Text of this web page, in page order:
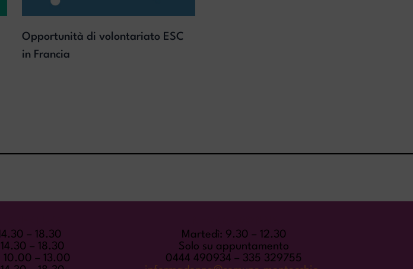
Opportunità di volontariato ESC
in Francia
– 18.30
– 18.30
10.00 – 13.00
Martedì: 9.30 – 12.30
Solo su appuntamento
0444 490934 – 335 329755